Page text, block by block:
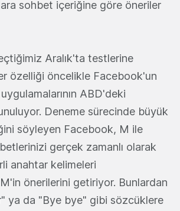
sohbet içeriğine göre öneriler
Aralık'ta testlerine
özelliği öncelikle Facebook'un
ABD'deki
Deneme sürecinde büyük
söyleyen Facebook, M ile
gerçek zamanlı olarak
anahtar kelimeleri
M'in önerilerini getiriyor. Bunlardan
ya da "Bye bye" gibi sözcüklere